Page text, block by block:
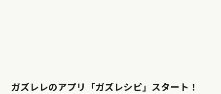
ガズレレのアプリ「ガズレシピ」スタート！